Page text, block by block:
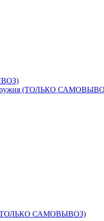
оружия (ТОЛЬКО
(ТОЛЬКО САМОВЫВОЗ)